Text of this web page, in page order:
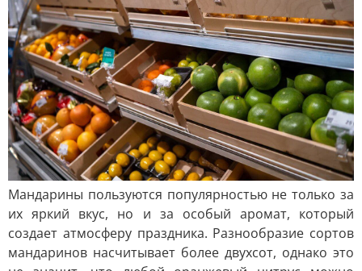
Мандарины пользуются популярностью не только за
их яркий вкус, но и за особый аромат, который
создает атмосферу праздника. Разнообразие сортов
мандаринов насчитывает более двухсот, однако это